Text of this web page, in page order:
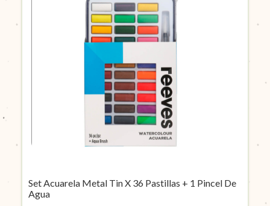
Set Acuarela Metal Tin X 36 Pastillas + 1 Pincel De
Agua